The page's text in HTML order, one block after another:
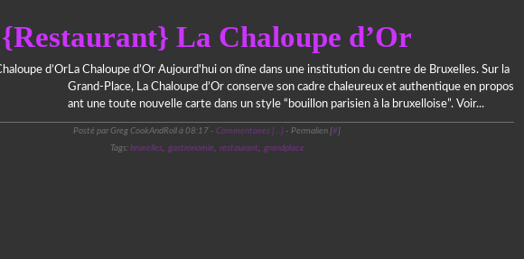
{Restaurant} La Chaloupe d’Or
La Chaloupe d’Or Aujourd'hui on dîne dans une institution du centre de Bruxelles. Sur la
Grand-Place, La Chaloupe d’Or conserve son cadre chaleureux et authentique en propos
ant une toute nouvelle carte dans un style “bouillon parisien à la bruxelloise”. Voir...
Posté par Greg CookAndRoll à 08:17 - Commentaires […] - Permalien [#]
Tags: bruxelles, gastronomie, restaurant, grandplace